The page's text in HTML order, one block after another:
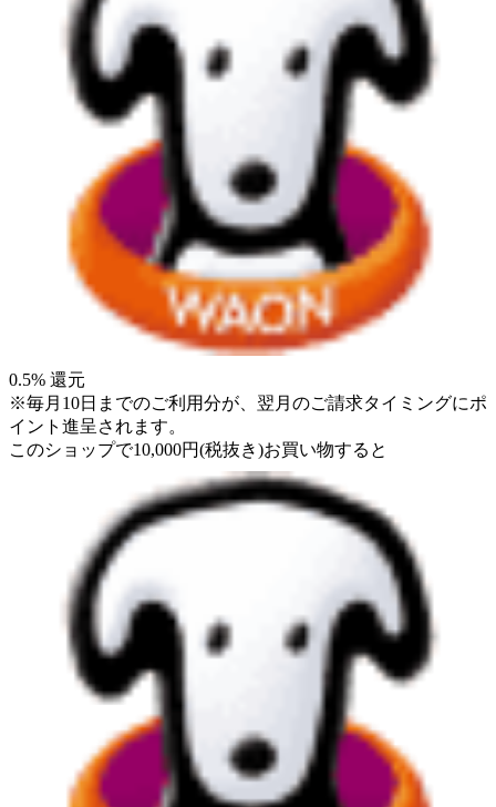
0.5% 還元
※毎月10日までのご利用分が、翌月のご請求タイミングにポ
イント進呈されます。
このショップで10,000円(税抜き)お買い物すると